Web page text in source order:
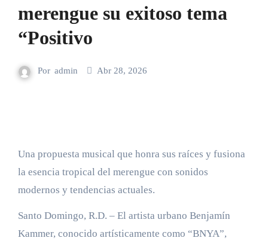
merengue su exitoso tema
“Positivo
Por admin Abr 28, 2026
Una propuesta musical que honra sus raíces y fusiona
la esencia tropical del merengue con sonidos
modernos y tendencias actuales.
Santo Domingo, R.D. – El artista urbano Benjamín
Kammer, conocido artísticamente como “BNYA”,